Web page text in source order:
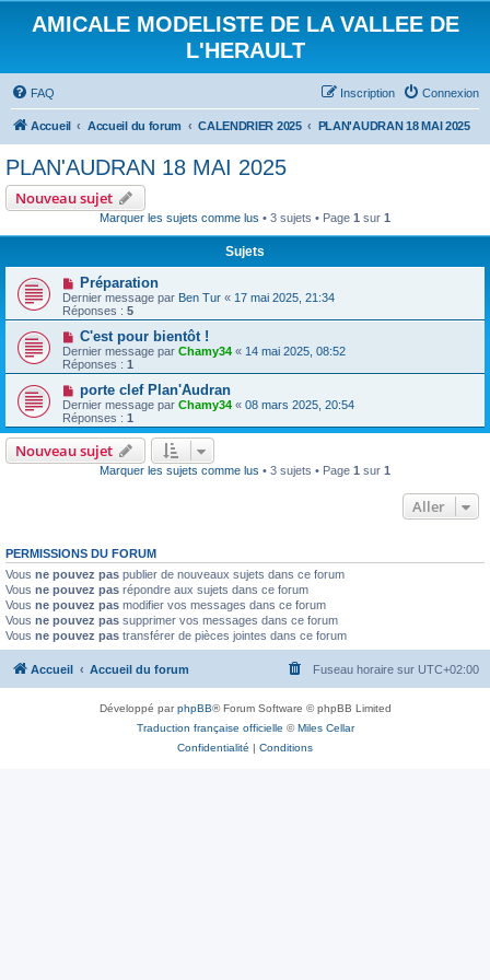
AMICALE MODELISTE DE LA VALLEE DE
L'HERAULT
FAQ Connexion
Inscription
Accueil Accueil du forum CALENDRIER 2025 PLAN'AUDRAN 18 MAI 2025
PLAN'AUDRAN 18 MAI 2025
Nouveau sujet
Marquer les sujets comme lus • 3 sujets • Page 1 sur 1
Sujets
Préparation
Dernier message par Ben Tur « 17 mai 2025, 21:34
Réponses : 5
C'est pour bientôt !
Dernier message par Chamy34 « 14 mai 2025, 08:52
Réponses : 1
porte clef Plan'Audran
Dernier message par Chamy34 « 08 mars 2025, 20:54
Réponses : 1
Nouveau sujet
Marquer les sujets comme lus • 3 sujets • Page 1 sur 1
Aller
PERMISSIONS DU FORUM
Vous ne pouvez pas publier de nouveaux sujets dans ce forum
Vous ne pouvez pas répondre aux sujets dans ce forum
Vous ne pouvez pas modifier vos messages dans ce forum
Vous ne pouvez pas supprimer vos messages dans ce forum
Vous ne pouvez pas transférer de pièces jointes dans ce forum
Accueil Accueil du forum Fuseau horaire sur UTC+02:00
Développé parphpBB® Forum Software © phpBB Limited
Traduction française officielle ©Miles Cellar
Confidentialité | Conditions